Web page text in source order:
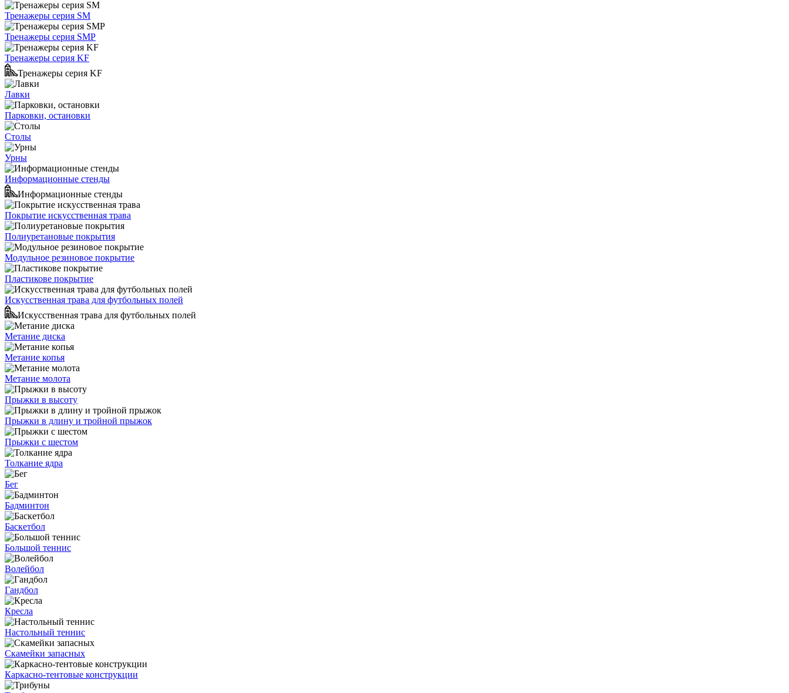
Тренажеры серия SM
Тренажеры серия SMP
Тренажеры серия KF
Тренажеры серия KF
Лавки
Парковки, остановки
Столы
Урны
Информационные стенды
Информационные стенды
Покрытие искусственная трава
Полиуретановые покрытия
Модульное резиновое покрытие
Пластикове покрытие
Искусственная трава для футбольных полей
Искусственная трава для футбольных полей
Метание диска
Метание копья
Метание молота
Прыжки в высоту
Прыжки в длину и тройной прыжок
Прыжки с шестом
Толкание ядра
Бег
Бадминтон
Баскетбол
Большой теннис
Волейбол
Гандбол
Кресла
Настольный теннис
Скамейки запасных
Каркасно-тентовые конструкции